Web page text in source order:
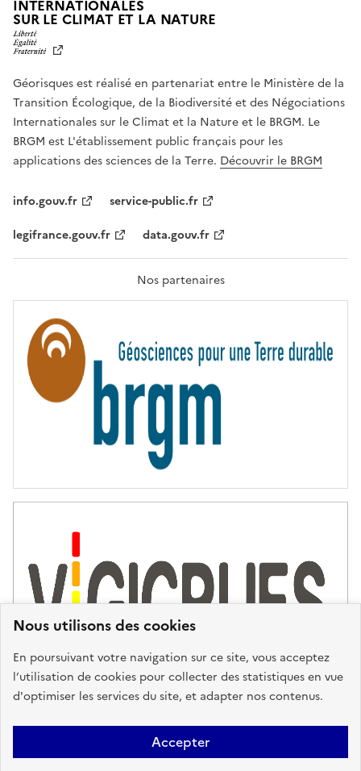
Nous utilisons des cookies
En poursuivant votre navigation sur ce site, vous acceptez
l’utilisation de cookies pour collecter des statistiques en vue
d'optimiser les services du site, et adapter nos contenus.
Accepter
INTERNATIONALES
SUR LE CLIMAT ET LA NATUREL
T
É
,
É
G
A
L
F
A
T
R
T
É
Géorisques est réalisé en partenariat entre le Ministère de la
Transition Écologique, de la Biodiversité et des Négociations
Internationales sur le Climat et la Nature et le BRGM. Le
BRGM est L'établissement public français pour les
applications des sciences de la Terre. Découvrir le BRGM
info.gouv.fr
service-public.fr
legifrance.gouv.fr
data.gouv.fr
Nos partenaires
Légales
Données personnelles Gestion des cookies FAQ